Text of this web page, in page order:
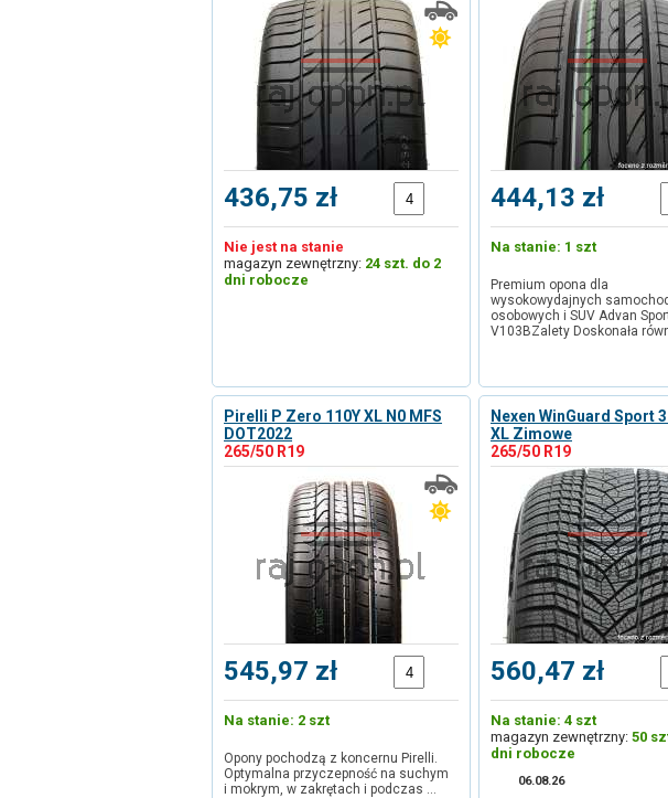
436,75 zł
Nie jest na stanie
magazyn zewnętrzny: 24 szt. do 2
dni robocze
444,13 zł
Na stanie: 1 szt
Premium opona dla
wysokowydajnych
osobowych i SUV Advan
V103BZalety Doskonała
Pirelli P Zero 110Y XL N0 MFS
DOT2022
265/50 R19
545,97 zł
Na stanie: 2 szt
Opony pochodzą z koncernu Pirelli.
Optymalna przyczepność na suchym
i mokrym, w zakrętach i podczas …
Nexen WinGuard Sport
XL Zimowe
265/50 R19
560,47 zł
Na stanie: 4 szt
magazyn zewnętrzny: 50
dni robocze
06.08.26